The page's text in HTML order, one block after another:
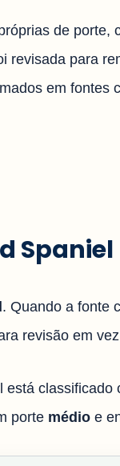
de porte,
revisada para
em fontes
Spaniel
. Quando a fonte
revisão em
está classificado
porte médio e